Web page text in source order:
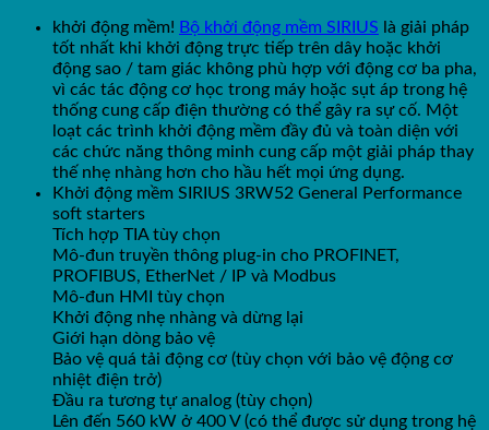
khởi động mềm! Bộ khởi động mềm SIRIUS là giải pháp
tốt nhất khi khởi động trực tiếp trên dây hoặc khởi
động sao / tam giác không phù hợp với động cơ ba pha,
vì các tác động cơ học trong máy hoặc sụt áp trong hệ
thống cung cấp điện thường có thể gây ra sự cố. Một
loạt các trình khởi động mềm đầy đủ và toàn diện với
các chức năng thông minh cung cấp một giải pháp thay
thế nhẹ nhàng hơn cho hầu hết mọi ứng dụng.
Khởi động mềm SIRIUS 3RW52 General Performance
soft starters
Tích hợp TIA tùy chọn
Mô-đun truyền thông plug-in cho PROFINET,
PROFIBUS, EtherNet / IP và Modbus
Mô-đun HMI tùy chọn
Khởi động nhẹ nhàng và dừng lại
Giới hạn dòng bảo vệ
Bảo vệ quá tải động cơ (tùy chọn với bảo vệ động cơ
nhiệt điện trở)
Đầu ra tương tự analog (tùy chọn)
Lên đến 560 kW ở 400 V (có thể được sử dụng trong hệ